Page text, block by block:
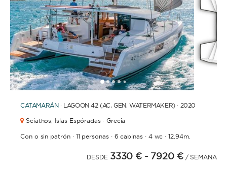
12345 67891011121314151617
CATAMARÁN · LAGOON 42 (AC, GEN, WATERMAKER) · 2020
Sciathos, Islas Espóradas · Grecia
Con o sin patrón· 11 personas· 6 cabinas· 4 wc ·12.94m.
DESDE 3330 € - 7920 € / SEMANA